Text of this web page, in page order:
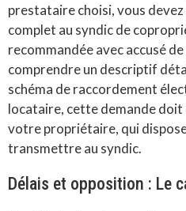
prestataire choisi, vous
complet au syndic de
recommandée avec accusé
comprendre un descriptif
schéma de raccordement
locataire, cette demande doit
votre propriétaire, qui
transmettre au syndic.
Délais et opposition : Le